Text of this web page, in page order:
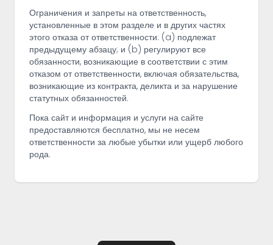
Ограничения и запреты на ответственность,
установленные в этом разделе и в других частях
этого отказа от ответственности: (a) подлежат
предыдущему абзацу; и (b) регулируют все
обязанности, возникающие в соответствии с этим
отказом от ответственности, включая обязательства,
возникающие из контракта, деликта и за нарушение
статутных обязанностей.
Пока сайт и информация и услуги на сайте
предоставляются бесплатно, мы не несем
ответственности за любые убытки или ущерб любого
рода.